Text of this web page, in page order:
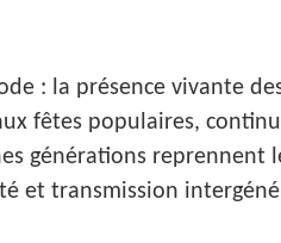
: la présence vivante
fêtes populaires,
générations reprennent
et transmission